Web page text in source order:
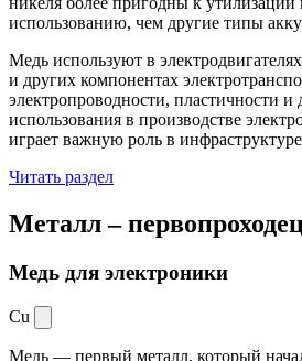
использованию, чем другие типы
Медь используют в
и других компонентах
электропроводности, пластичности
использования в производстве
играет важную роль в
Читать раздел
Металл –
Медь для электроники
Cu
Медь — первый металл, который